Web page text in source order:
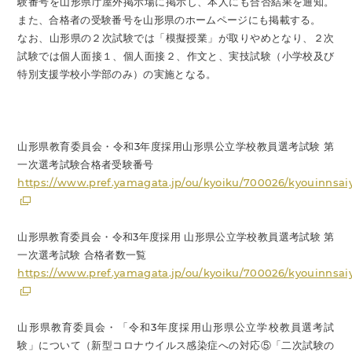
また、合格者の受験番号を山形県のホームページにも掲載する。
なお、山形県の２次試験では「模擬授業」が取りやめとなり、２次
試験では個人面接１、個人面接２、作文と、実技試験（小学校及び
特別支援学校小学部のみ）の実施となる。
山形県教育委員会・令和3年度採用山形県公立学校教員選考試験 第
一次選考試験合格者受験番号
https://www.pref.yamagata.jp/ou/kyoiku/700026/
山形県教育委員会・令和3年度採用 山形県公立学校教員選考試験 第
一次選考試験 合格者数一覧
https://www.pref.yamagata.jp/ou/kyoiku/700026/
山形県教育委員会・「令和3年度採用山形県公立学校教員選考試
験」について（新型コロナウイルス感染症への対応⑤「二次試験の